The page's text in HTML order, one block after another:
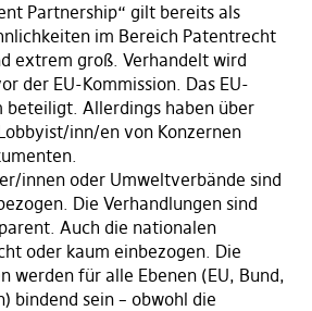
Partnership“ gilt bereits als
im Bereich Patentrecht
extrem groß. Verhandelt wird
der EU-Kommission. Das EU-
beteiligt. Allerdings haben über
inn/en von Konzernen
innen oder Umweltverbände sind
Die Verhandlungen sind
Auch die nationalen
oder kaum einbezogen. Die
werden für alle Ebenen (EU, Bund,
bindend sein – obwohl die